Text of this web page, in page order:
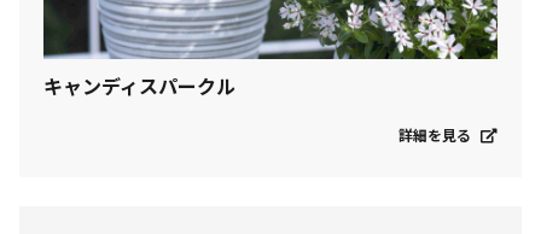
キャンディスパークル
詳細を見る